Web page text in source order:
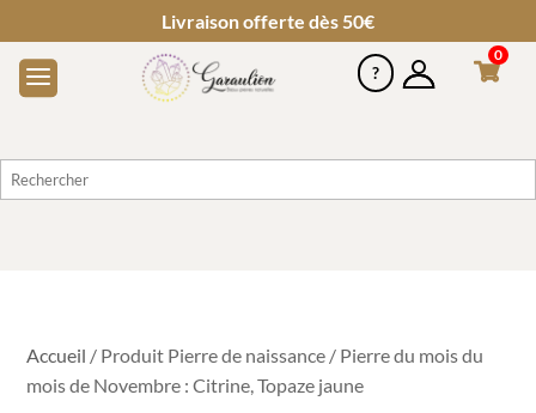
Livraison offerte dès 50€
0
Accueil / Produit Pierre de naissance / Pierre du mois du
mois de Novembre : Citrine, Topaze jaune